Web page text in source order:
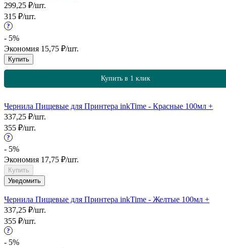
299,25 ₽/шт.
315 ₽/шт.
?
- 5%
Экономия 15,75 ₽/шт.
Купить
Купить в 1 клик
Чернила Пищевые для Принтера inkTime - Красные 100мл +
337,25 ₽/шт.
355 ₽/шт.
?
- 5%
Экономия 17,75 ₽/шт.
Купить
Уведомить
Чернила Пищевые для Принтера inkTime - Желтые 100мл +
337,25 ₽/шт.
355 ₽/шт.
?
- 5%